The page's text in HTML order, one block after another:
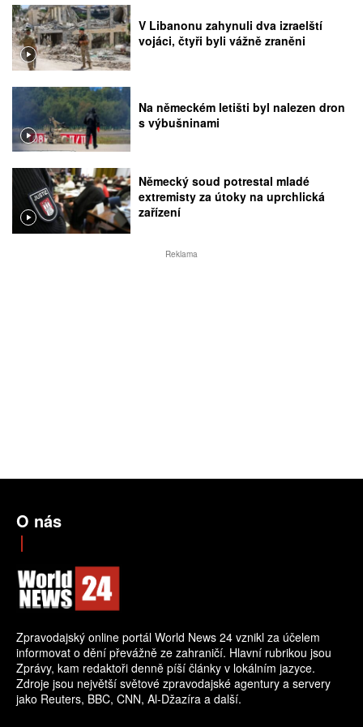
V Libanonu zahynuli dva izraelští
vojáci, čtyři byli vážně zraněni
Na německém letišti byl nalezen dron
s výbušninami
Německý soud potrestal mladé
extremisty za útoky na uprchlická
zařízení
Reklama
O nás
Zpravodajský online portál World News 24 vznikl za účelem
informovat o dění převážně ze zahraničí. Hlavní rubrikou jsou
Zprávy, kam redaktoři denně píší články v lokálním jazyce.
Zdroje jsou největší světové zpravodajské agentury a servery
jako Reuters, BBC, CNN, Al-Džazíra a další.